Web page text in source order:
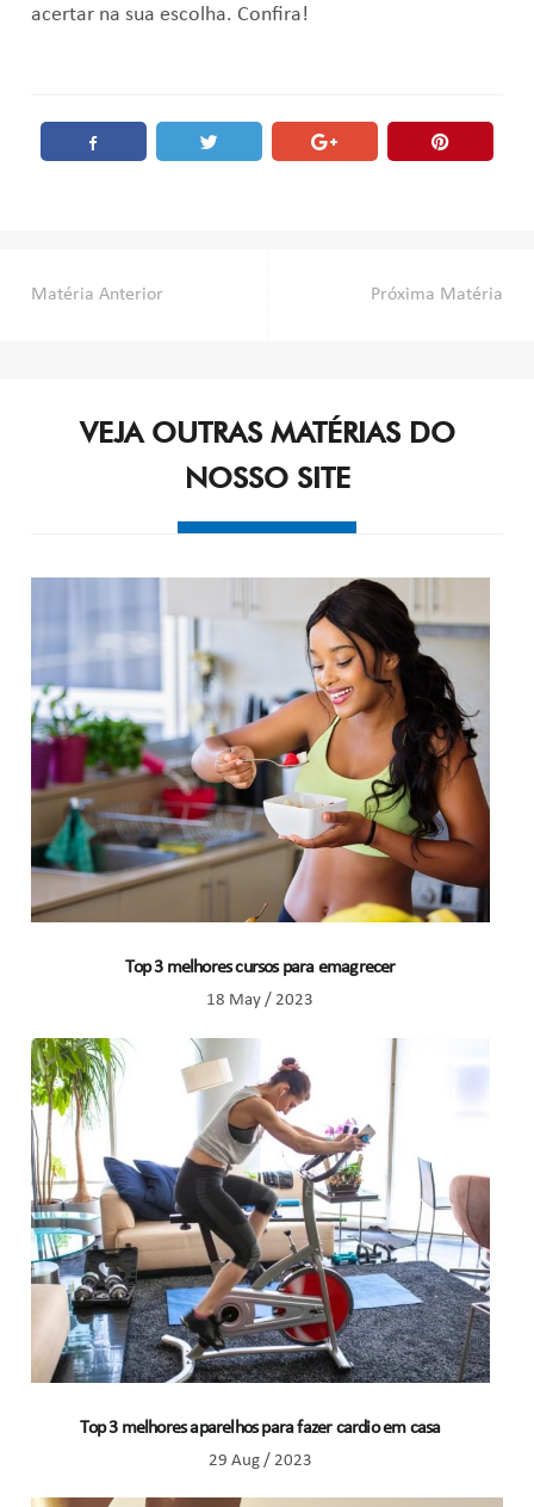
acertar na sua escolha. Confira!
Post
Matéria Anterior Próxima Matéria
VEJA OUTRAS MATÉRIAS DO
NOSSO SITE
Top 3 melhores cursos para emagrecer
18 May / 2023
Top 3 melhores aparelhos para fazer cardio em casa
29 Aug / 2023